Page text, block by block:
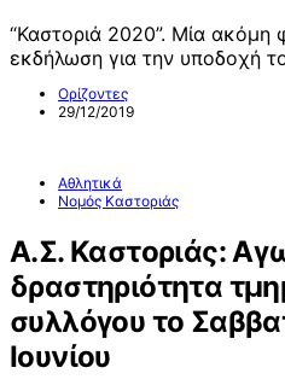
“Καστοριά 2020”. Μία ακόμη
εκδήλωση για την υποδοχή
Ορίζοντες
29/12/2019
Αθλητικά
Νομός Καστοριάς
Α.Σ. Καστοριάς:
δραστηριότητα
συλλόγου το
Ιουνίου